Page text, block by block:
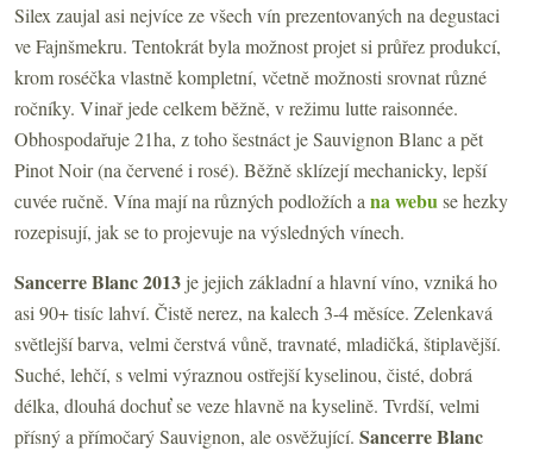
Silex zaujal asi nejvíce ze všech vín prezentovaných na degustaci
ve Fajnšmekru. Tentokrát byla možnost projet si průřez produkcí,
krom roséčka vlastně kompletní, včetně možnosti srovnat různé
ročníky. Vinař jede celkem běžně, v režimu lutte raisonnée.
Obhospodařuje 21ha, z toho šestnáct je Sauvignon Blanc a pět
Pinot Noir (na červené i rosé). Běžně sklízejí mechanicky, lepší
cuvée ručně. Vína mají na různých podložích a na webuse hezky
rozepisují, jak se to projevuje na výsledných vínech.
Sancerre Blanc 2013 je jejich základní a hlavní víno, vzniká ho
asi 90+ tisíc lahví. Čistě nerez, na kalech 3-4 měsíce. Zelenkavá
světlejší barva, velmi čerstvá vůně, travnaté, mladičká, štiplavější.
Suché, lehčí, s velmi výraznou ostřejší kyselinou, čisté, dobrá
délka, dlouhá dochuť se veze hlavně na kyselině. Tvrdší, velmi
přísný a přímočarý Sauvignon, ale osvěžující. Sancerre Blanc